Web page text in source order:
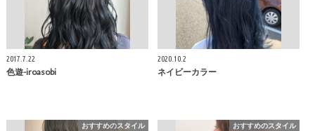
2017.7.22
色遊-iroasobi
2020.10.2
ネイビーカラー
おすすめのスタイル おすすめのスタイル